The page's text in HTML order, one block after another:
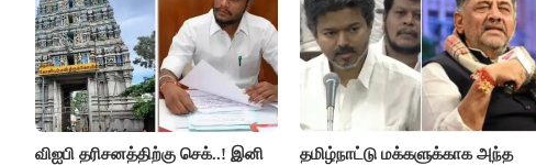
விஐபி தரிசனத்திற்கு செக்..! இனி
தமிழ்நாட்டு மக்களுக்காக அந்த